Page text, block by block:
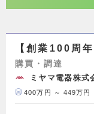
【創業100周
購買・調達
ミヤマ電器株式
400万円 ～ 449万円